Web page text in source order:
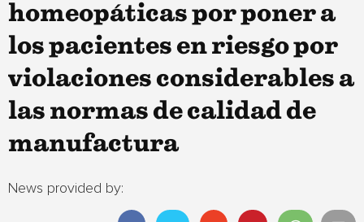
homeopáticas por poner a
los pacientes en riesgo por
violaciones considerables a
las normas de calidad de
manufactura
News provided by: